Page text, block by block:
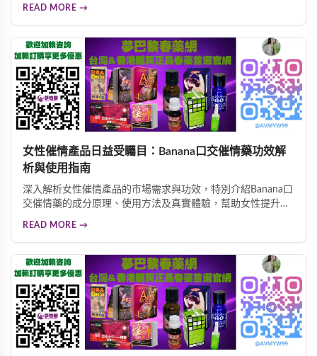
性性生活品質的理想選擇。
READ MORE →
女性催情產品日益受矚目：Banana口交催情藥功效解
析與使用指南
深入解析女性催情產品的市場需求與功效，特別介紹Banana口
交催情藥的成分原理、使用方法及真實體驗，幫助女性提升性
READ MORE →